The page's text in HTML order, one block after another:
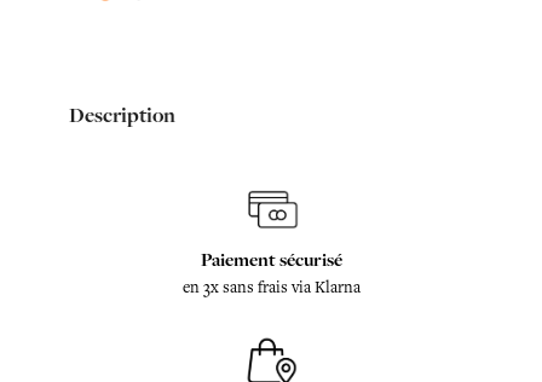
Description
Paiement sécurisé
en 3x sans frais via Klarna